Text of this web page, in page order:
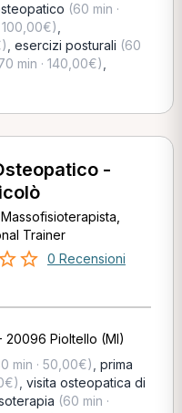
(60 min ·
100,00€)
esercizi posturali (60
min · 140,00€)
-
Trainer
0 Recensioni
20096 Pioltello (MI)
min · 50,00€) prima
visita osteopatica di
(60 min ·